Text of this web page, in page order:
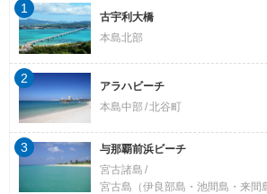
古宇利大橋
本島北部
1
アラハビーチ
本島中部 北谷町
2
与那覇前浜ビーチ
宮古諸島
宮古島（伊良部島・池間島・来間
3